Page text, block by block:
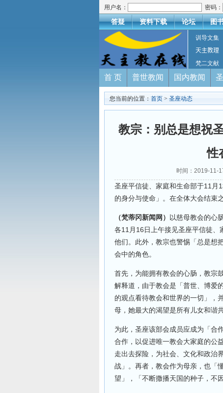
用户名： 密码：
答疑 资料下载 论坛 图
训导文集
天主教理
梵二文献
首 页 普世教闻 国内教闻
您当前的位置： 首页 > 圣座动态
教宗：别总是想祝
性
时间：2019-11-
圣座平信徒、家庭和生命部于11月
的身分与使命」。在全体大会结束
（梵蒂冈新闻网）
以慈母教会的心
各11月16日上午接见圣座平信徒、
他们。此外，教宗也警惕「总是想
会中的角色。
首先，为能拥有教会的心肠，教宗
解释道，由于教会是「普世、博爱
的观点看待教会和世界的一切」，
母，她最大的渴望是所有儿女和谐
为此，圣座该部会成员应成为「合
合作，以促进唯一教会大家庭的公
走出去探险，为社会、文化和政治
战」。再者，教会作为母亲，也「
望」，「不断撒播天国的种子，不